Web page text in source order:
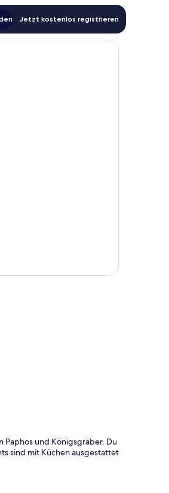
Jetzt kostenlos registrieren
Paphos und Königsgräber. Du
sind mit Küchen ausgestattet